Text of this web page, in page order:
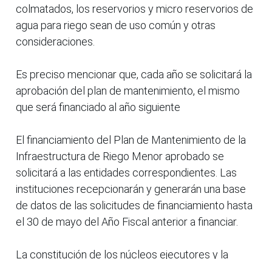
colmatados, los reservorios y micro reservorios de
agua para riego sean de uso común y otras
consideraciones.
Es preciso mencionar que, cada año se solicitará la
aprobación del plan de mantenimiento, el mismo
que será financiado al año siguiente
El financiamiento del Plan de Mantenimiento de la
Infraestructura de Riego Menor aprobado se
solicitará a las entidades correspondientes. Las
instituciones recepcionarán y generarán una base
de datos de las solicitudes de financiamiento hasta
el 30 de mayo del Año Fiscal anterior a financiar.
La constitución de los núcleos ejecutores y la